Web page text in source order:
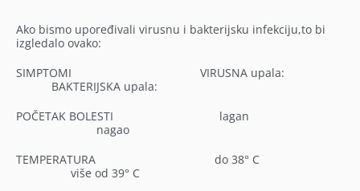
Ako bismo upoređivali virusnu i bakterijsku infekciju,to bi
izgledalo ovako:
SIMPTOMI
VIRUSNA upala:
BAKTERIJSKA upala:
POČETAK BOLESTI
lagan
nagao
TEMPERATURA
do 38° C
više od 39° C